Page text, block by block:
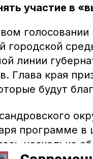
участие в
городской
линии
Глава края
будут
программе в
несколько